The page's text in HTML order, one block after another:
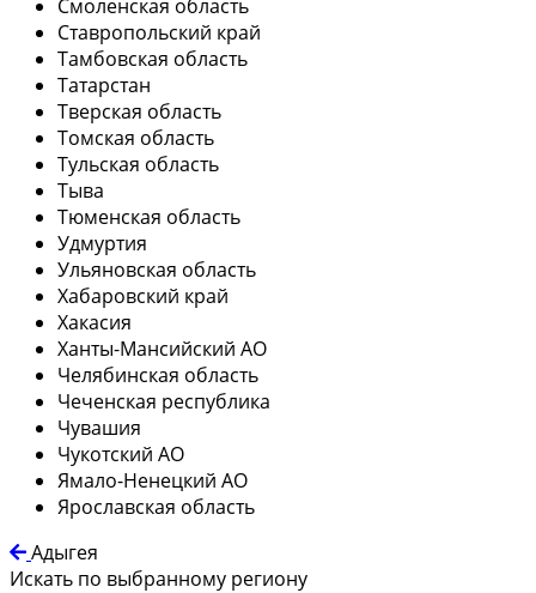
Смоленская область
Ставропольский край
Тамбовская область
Татарстан
Тверская область
Томская область
Тульская область
Тыва
Тюменская область
Удмуртия
Ульяновская область
Хабаровский край
Хакасия
Ханты-Мансийский АО
Челябинская область
Чеченская республика
Чувашия
Чукотский АО
Ямало-Ненецкий АО
Ярославская область
Адыгея
Искать по выбранному региону